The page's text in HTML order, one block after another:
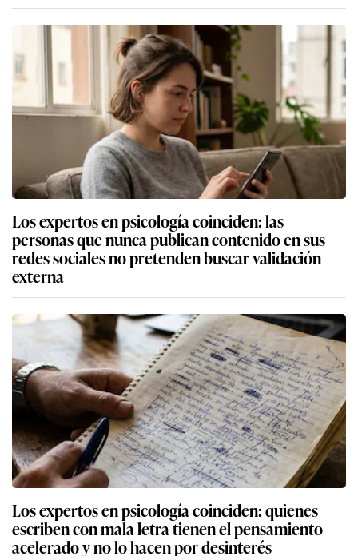
Los expertos en psicología coinciden: las
personas que nunca publican contenido en sus
redes sociales no pretenden buscar validación
externa
Los expertos en psicología coinciden: quienes
escriben con mala letra tienen el pensamiento
acelerado y no lo hacen por desinterés